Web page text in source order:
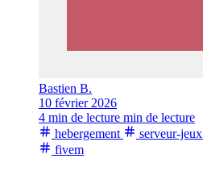
Bastien B.
10 février 2026
4 min de lecture min de lecture
hebergement
serveur-jeux
fivem